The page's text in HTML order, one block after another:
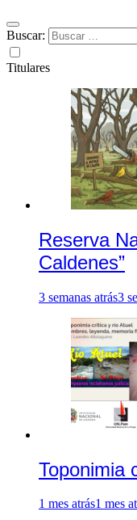
Buscar:
Titulares
Reserva
Caldenes”
3 semanas atrás3
Toponimia
1 mes atrás1 mes